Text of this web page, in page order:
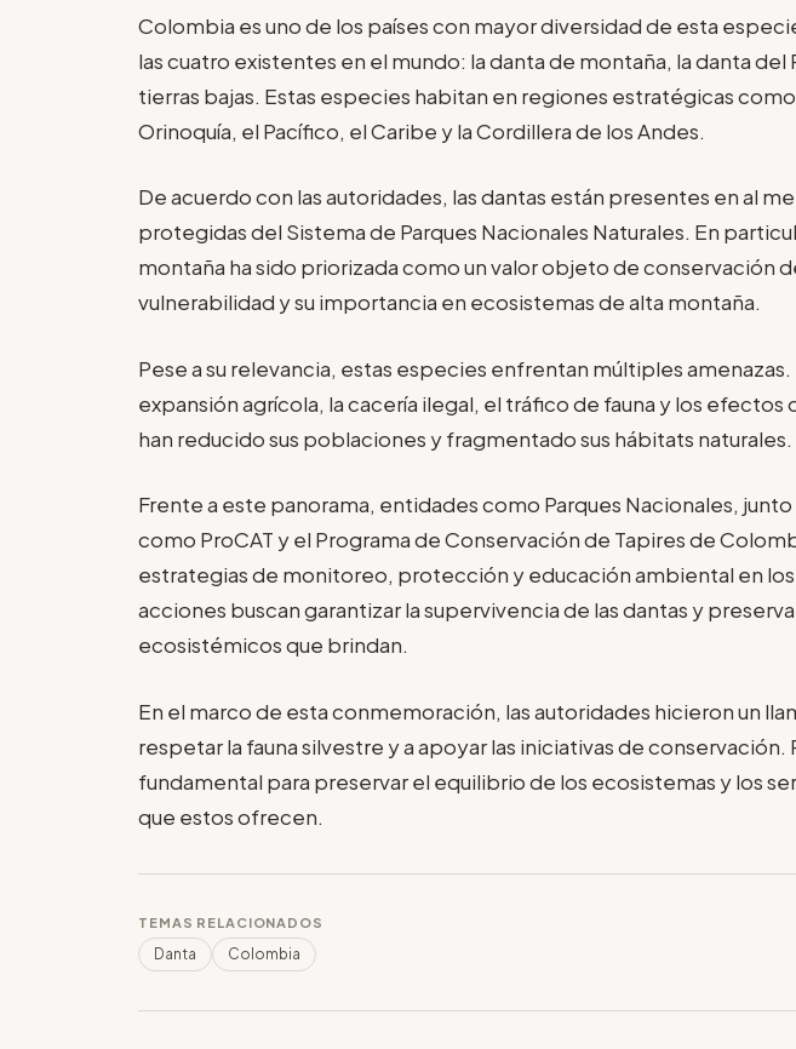
Colombia es uno de los países con mayor diversidad de esta
las cuatro existentes en el mundo: la danta de montaña, la danta del
tierras bajas. Estas especies habitan en regiones estratégicas como
Orinoquía, el Pacífico, el Caribe y la Cordillera de los Andes.
De acuerdo con las autoridades, las dantas están presentes en al
protegidas del Sistema de Parques Nacionales Naturales. En
montaña ha sido priorizada como un valor objeto de conservación
vulnerabilidad y su importancia en ecosistemas de alta montaña.
Pese a su relevancia, estas especies enfrentan múltiples
expansión agrícola, la cacería ilegal, el tráfico de fauna y los
han reducido sus poblaciones y fragmentado sus hábitats naturales.
Frente a este panorama, entidades como Parques Nacionales,
como ProCAT y el Programa de Conservación de Tapires de
estrategias de monitoreo, protección y educación ambiental en
acciones buscan garantizar la supervivencia de las dantas y
ecosistémicos que brindan.
En el marco de esta conmemoración, las autoridades hicieron un
respetar la fauna silvestre y a apoyar las iniciativas de conservación.
fundamental para preservar el equilibrio de los ecosistemas y los
que estos ofrecen.
TEMAS RELACIONADOS
Danta Colombia